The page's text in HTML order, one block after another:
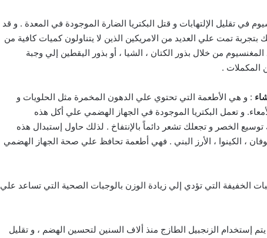
في تقليل الإلتهابات و قتل البكتريا الضارة الموجودة في المعدة . و قد
تمت علي العديد من الامريكين الذين لا يتناولون كميات كافية من
من خلال بذور الكتان ، الشيا ، أو بذور اليقطين إلي وجبة
: و هي الأطعمة التي تحتوي علي الدهون المخمرة مثل الحلويات و
و تعمل البكتريا الموجودة في الجهاز الهضمي علي أكل هذه
توسيع الخصر و تجعلك تشعر دائماً بالإنتفاخ . لذلك حاول إستبدال هذه
، الكينوا ، الأرز البني . فهي أطعمة تحافظ علي صحة الجهاز الهضمي
الخفيفة التي تؤدي إلي زيادة الوزن بالوجبات الصحية التي تساعد علي
إستخدام الزنجبيل الطازج منذ ألاف السنين لتحسين الهضم ، و تقليل
الثاني